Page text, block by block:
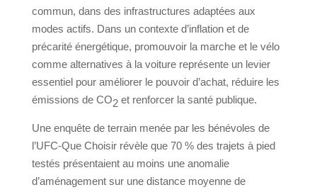
commun, dans des infrastructures adaptées aux
modes actifs. Dans un contexte d’inflation et de
précarité énergétique, promouvoir la marche et le vélo
comme alternatives à la voiture représente un levier
essentiel pour améliorer le pouvoir d’achat, réduire les
émissions de CO2 et renforcer la santé publique.
Une enquête de terrain menée par les bénévoles de
l’UFC-Que Choisir révèle que 70 % des trajets à pied
testés présentaient au moins une anomalie
d’aménagement sur une distance moyenne de